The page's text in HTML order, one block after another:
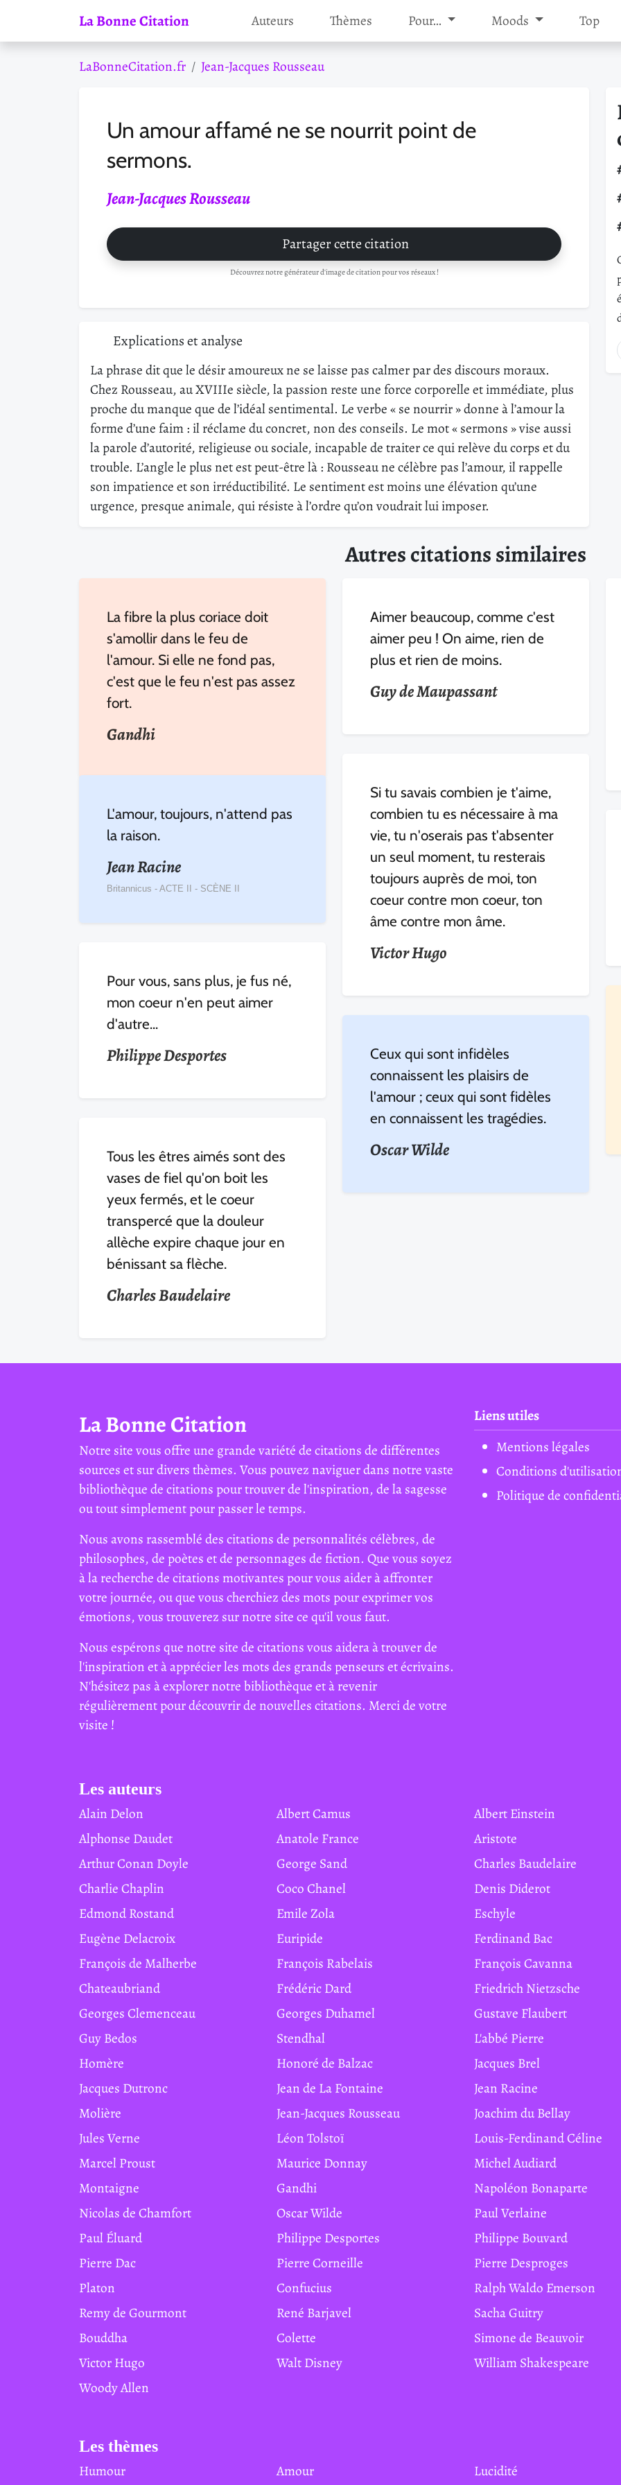
La Bonne Citation Auteurs Thèmes Pour… Moods Top
LaBonneCitation.fr Jean-Jacques Rousseau
Un amour affamé ne se nourrit point de
sermons.
Jean-Jacques Rousseau
Partager cette citation
Découvrez notre générateur d'image de citation pour vos réseaux !
Explications et analyse
La phrase dit que le désir amoureux ne se laisse pas calmer par des discours moraux.
Chez Rousseau, au XVIIIe siècle, la passion reste une force corporelle et immédiate, plus
proche du manque que de l’idéal sentimental. Le verbe « se nourrir » donne à l’amour la
forme d’une faim : il réclame du concret, non des conseils. Le mot « sermons » vise aussi
la parole d’autorité, religieuse ou sociale, incapable de traiter ce qui relève du corps et du
trouble. L’angle le plus net est peut-être là : Rousseau ne célèbre pas l’amour, il rappelle
son impatience et son irréductibilité. Le sentiment est moins une élévation qu’une
urgence, presque animale, qui résiste à l’ordre qu’on voudrait lui imposer.
Autres citations similaires
La fibre la plus coriace doit
s'amollir dans le feu de
l'amour. Si elle ne fond pas,
c'est que le feu n'est pas assez
fort.
Gandhi
Aimer beaucoup, comme c'est
aimer peu ! On aime, rien de
plus et rien de moins.
Guy de Maupassant
Si tu savais combien je t'aime,
combien tu es nécessaire à ma
vie, tu n'oserais pas t'absenter
un seul moment, tu resterais
toujours auprès de moi, ton
coeur contre mon coeur, ton
âme contre mon âme.
Victor Hugo
L'amour, toujours, n'attend pas
la raison.
Jean Racine
Britannicus - ACTE II - SCÈNE II
Pour vous, sans plus, je fus né,
mon coeur n'en peut aimer
d'autre...
Philippe Desportes
Ceux qui sont infidèles
connaissent les plaisirs de
l'amour ; ceux qui sont fidèles
en connaissent les tragédies.
Oscar Wilde
Tous les êtres aimés sont des
vases de fiel qu'on boit les
yeux fermés, et le coeur
transpercé que la douleur
allèche expire chaque jour en
bénissant sa flèche.
Charles Baudelaire
La Bonne Citation
Notre site vous offre une grande variété de citations de différentes
sources et sur divers thèmes. Vous pouvez naviguer dans notre vaste
bibliothèque de citations pour trouver de l'inspiration, de la sagesse
ou tout simplement pour passer le temps.
Nous avons rassemblé des citations de personnalités célèbres, de
philosophes, de poètes et de personnages de fiction. Que vous soyez
à la recherche de citations motivantes pour vous aider à affronter
votre journée, ou que vous cherchiez des mots pour exprimer vos
émotions, vous trouverez sur notre site ce qu'il vous faut.
Nous espérons que notre site de citations vous aidera à trouver de
l'inspiration et à apprécier les mots des grands penseurs et écrivains.
N'hésitez pas à explorer notre bibliothèque et à revenir
régulièrement pour découvrir de nouvelles citations. Merci de votre
visite !
Liens utiles
Mentions légales
Conditions
Politique de
Les auteurs
Alain Delon Albert Camus Albert Einstein
Alphonse Daudet
Anatole France Aristote
Arthur Conan Doyle
George Sand Charles Baudelaire
Charlie Chaplin
Coco Chanel Denis Diderot
Edmond Rostand
Emile Zola Eschyle
Eugène Delacroix
Euripide Ferdinand Bac
François de Malherbe
François Rabelais François Cavanna
Chateaubriand
Frédéric Dard Friedrich Nietzsche
Georges Clemenceau
Georges Duhamel Gustave Flaubert
Guy Bedos
Stendhal L'abbé Pierre
Homère
Honoré de Balzac Jacques Brel
Jacques Dutronc
Jean de La Fontaine Jean Racine
Molière
Jean-Jacques Rousseau Joachim du Bellay
Jules Verne
Léon Tolstoï Louis-Ferdinand Céline
Marcel Proust
Maurice Donnay Michel Audiard
Montaigne
Gandhi Napoléon Bonaparte
Nicolas de Chamfort
Oscar Wilde Paul Verlaine
Paul Éluard
Philippe Desportes Philippe Bouvard
Pierre Dac
Pierre Corneille Pierre Desproges
Platon
Confucius Ralph Waldo Emerson
Remy de Gourmont
René Barjavel Sacha Guitry
Bouddha
Colette Simone de Beauvoir
Victor Hugo
Walt Disney William Shakespeare
Woody Allen
Les thèmes
Humour Amour Lucidité